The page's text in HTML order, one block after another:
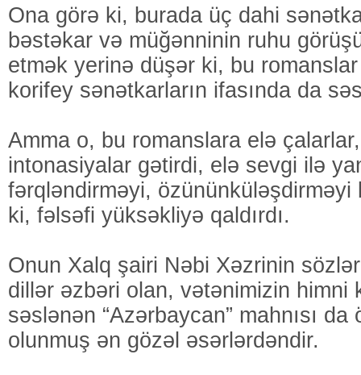
Ona görə ki, burada üç dahi
bəstəkar və müğənninin ruhu
etmək yerinə düşər ki, bu
korifey sənətkarların ifasında da
Amma o, bu romanslara elə
intonasiyalar gətirdi, elə sevgi ilə
fərqləndirməyi, özününküləşdirməyi
ki, fəlsəfi yüksəkliyə qaldırdı.
Onun Xalq şairi Nəbi Xəzrinin
dillər əzbəri olan, vətənimizin himni
səslənən “Azərbaycan” mahnısı
olunmuş ən gözəl əsərlərdəndir.